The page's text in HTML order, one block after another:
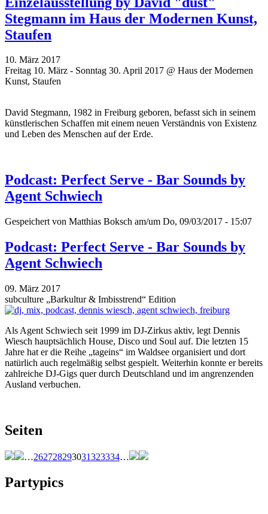
Stegmann im Haus der Modernen Kunst,
Staufen
10. März 2017
Freitag 10. März - Sonntag 30. April 2017 @ Haus der Modernen
Kunst, Staufen
David Stegmann, 1982 in Freiburg geboren, befasst sich in seinem
künstlerischen Schaffen mit einem neuen Verständnis von Existenz
und Leben des Menschen auf der Erde.
Podcast: Perfect Serve - Bar Sounds by
Agent Schwiech
Gespeichert von Matthias Boksch am/um Do, 09/03/2017 - 15:07
Podcast: Perfect Serve - Bar Sounds by
Agent Schwiech
09. März 2017
subculture „Barkultur & Imbisstrend“ Edition
Als Agent Schwiech seit 1999 im DJ-Zirkus aktiv, legt Dennis
Wiesch hauptsächlich House, Disco und Soul auf. Die letzten 15
Jahre hat er die Reihe „tageins“ im Waldsee organisiert und dort
natürlich auch regelmäßig selbst gespielt. Weiterhin konnte er bereits
zahlreiche DJ-Gigs quer durch Deutschland und im angrenzenden
Ausland verbuchen.
Seiten
…262728293031323334…
Partypics